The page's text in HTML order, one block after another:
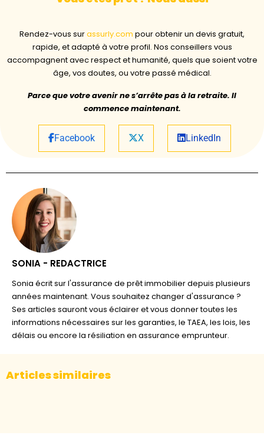
Rendez-vous surassurly.com pour obtenir un devis gratuit,
rapide, et adapté à votre profil. Nos conseillers vous
accompagnent avec respect et humanité, quels que soient votre
âge, vos doutes, ou votre passé médical.
Parce que votre avenir ne s’arrête pas à la retraite. Il
commence maintenant.
Facebook X LinkedIn
SONIA - REDACTRICE
Sonia écrit sur l'assurance de prêt immobilier depuis plusieurs
années maintenant. Vous souhaitez changer d'assurance ?
Ses articles sauront vous éclairer et vous donner toutes les
informations nécessaires sur les garanties, le TAEA, les lois, les
délais ou encore la résiliation en assurance emprunteur.
Articles similaires